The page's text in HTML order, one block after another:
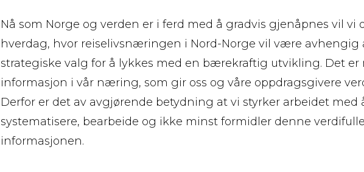
Nå som Norge og verden er i ferd med å gradvis gjenåpnes vil vi
hverdag, hvor reiselivsnæringen i Nord-Norge vil være avhengig
strategiske valg for å lykkes med en bærekraftig utvikling. Det er
informasjon i vår næring, som gir oss og våre oppdragsgivere
Derfor er det av avgjørende betydning at vi styrker arbeidet med
systematisere, bearbeide og ikke minst formidler denne verdifulle
informasjonen.